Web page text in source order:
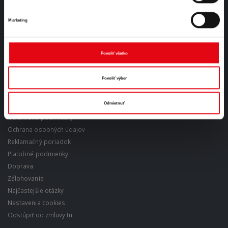
Marketing
Povoliť všetko
Povoliť výber
Odmietnuť
Pon - Pia / 9:00 - 16:00
Obchodné podmienky
Ochrana osobných údajov
Reklamačný poriadok
Platobné podmienky
Doprava
Zálohovanie
Najčastejšie otázky
Nastavenia cookies
Odstúpiť od zmluvy tu